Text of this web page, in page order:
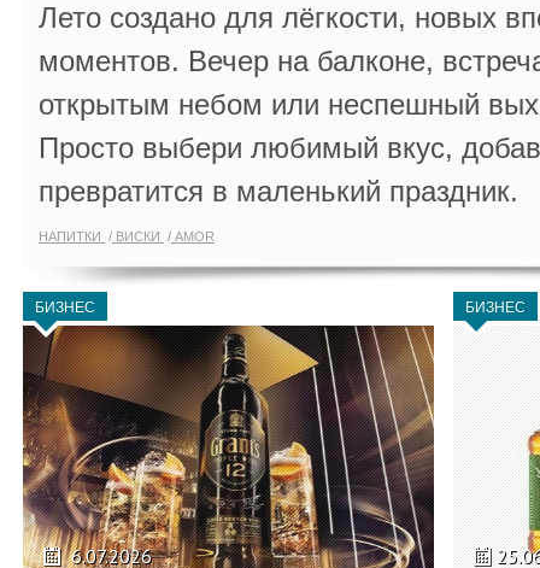
Лето создано для лёгкости, новых
моментов. Вечер на балконе,
открытым небом или неспешный
Просто выбери любимый вкус,
превратится в маленький праздник.
НАПИТКИ ВИСКИ AMOR
БИЗНЕС
6.07.2026
БИЗНЕС